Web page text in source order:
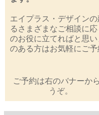
エイプラス・デザイン
るさまざまなご相談に
のお役に立てればと思
のある方はお気軽にご予
ご予約は右のバナーか
うぞ。